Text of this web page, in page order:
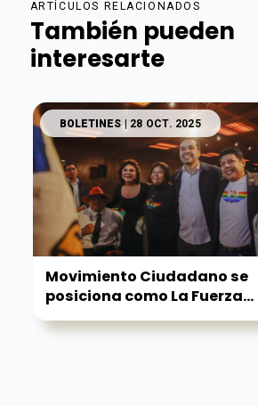
ARTÍCULOS RELACIONADOS
También pueden
interesarte
BOLETINES | 28 OCT. 2025
Movimiento Ciudadano se
posiciona como La Fuerza...